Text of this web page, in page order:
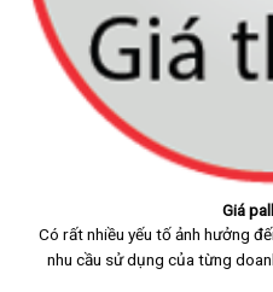
Giá
Có rất nhiều yếu tố ảnh hưởng
nhu cầu sử dụng của từng